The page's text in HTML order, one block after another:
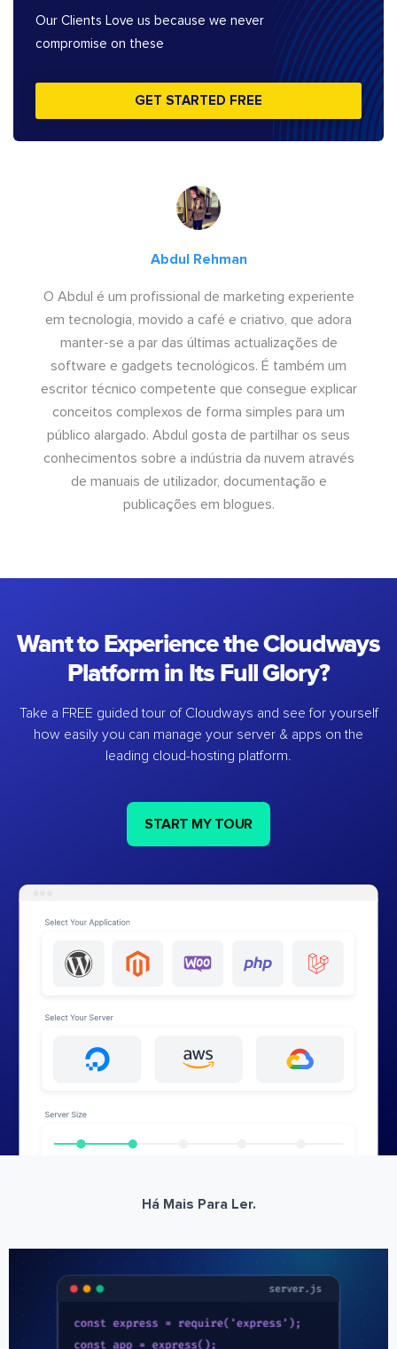
Our Clients Love us because we never
compromise on these
GET STARTED FREE
Abdul Rehman
O Abdul é um profissional de marketing experiente
em tecnologia, movido a café e criativo, que adora
manter-se a par das últimas actualizações de
software e gadgets tecnológicos. É também um
escritor técnico competente que consegue explicar
conceitos complexos de forma simples para um
público alargado. Abdul gosta de partilhar os seus
conhecimentos sobre a indústria da nuvem através
de manuais de utilizador, documentação e
publicações em blogues.
Want to Experience the Cloudways
Platform in Its Full Glory?
Take a FREE guided tour of Cloudways and see for yourself
how easily you can manage your server & apps on the
leading cloud-hosting platform.
START MY TOUR
Há Mais Para Ler.